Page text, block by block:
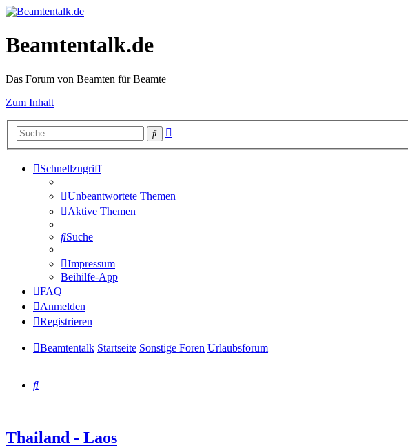
Beamtentalk.de
Das Forum von Beamten für Beamte
Zum Inhalt
Suche
Schnellzugriff
Unbeantwortete Themen
Aktive Themen
Suche
Impressum
Beihilfe-App
FAQ
Anmelden
Registrieren
Beamtentalk Startseite Sonstige Foren Urlaubsforum
Suche
Thailand - Laos